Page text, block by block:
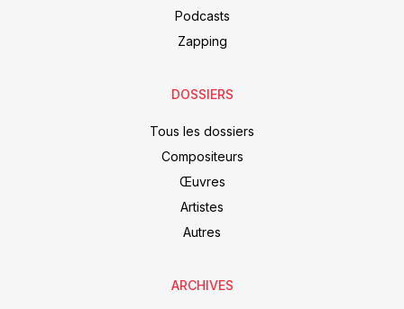
Podcasts
Zapping
DOSSIERS
Tous les dossiers
Compositeurs
Œuvres
Artistes
Autres
ARCHIVES